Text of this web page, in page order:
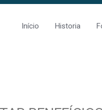
Início Historia